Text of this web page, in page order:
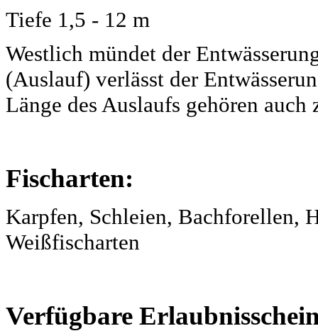
Tiefe 1,5 - 12 m
Westlich mündet der
(Auslauf) verlässt der
Länge des Auslaufs gehören
Fischarten:
Karpfen, Schleien, Bachforellen,
Weißfischarten
Verfügbare